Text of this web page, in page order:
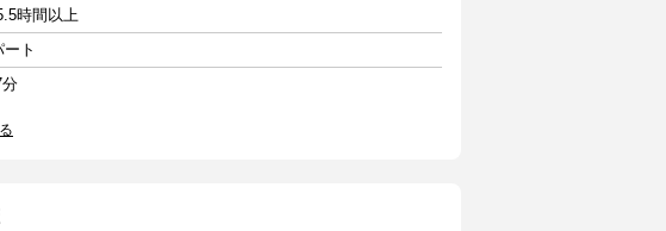
時間以上
ト